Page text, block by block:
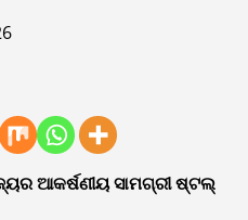
ଆକର୍ଷଣୀୟ ସାମଗ୍ରୀ ଷ୍ଟଲ୍